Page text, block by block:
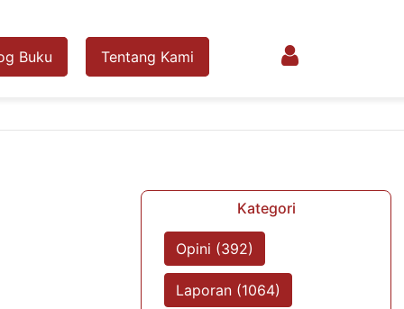
Buku Tentang Kami
Kategori
Opini (392)
Laporan (1064)